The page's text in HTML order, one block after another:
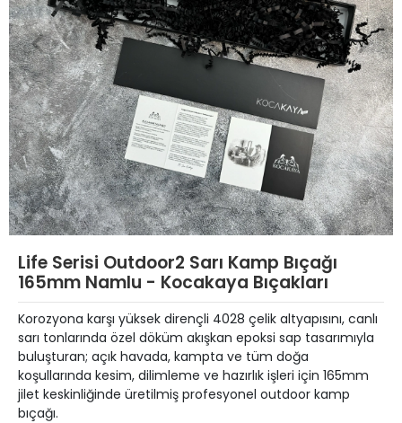
Life Serisi Outdoor2 Sarı Kamp Bıçağı
165mm Namlu - Kocakaya Bıçakları
Korozyona karşı yüksek dirençli 4028 çelik altyapısını, canlı
sarı tonlarında özel döküm akışkan epoksi sap tasarımıyla
buluşturan; açık havada, kampta ve tüm doğa
koşullarında kesim, dilimleme ve hazırlık işleri için 165mm
jilet keskinliğinde üretilmiş profesyonel outdoor kamp
bıçağı.